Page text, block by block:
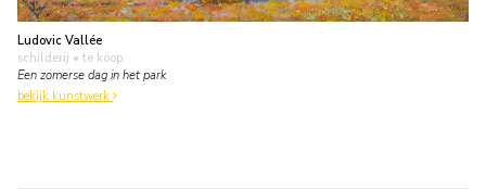
Ludovic Vallée
schilderij • te koop
Een zomerse dag in het park
bekijk kunstwerk